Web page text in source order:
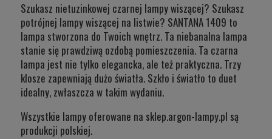
Szukasz nietuzinkowej czarnej lampy wiszącej? Szukasz
potrójnej lampy wiszącej na listwie? SANTANA 1409 to
lampa stworzona do Twoich wnętrz. Ta niebanalna lampa
stanie się prawdziwą ozdobą pomieszczenia. Ta czarna
lampa jest nie tylko elegancka, ale też praktyczna. Trzy
klosze zapewniają dużo światła. Szkło i światło to duet
idealny, zwłaszcza w takim wydaniu.
Wszystkie lampy oferowane na sklep.argon-lampy.pl są
produkcji polskiej.